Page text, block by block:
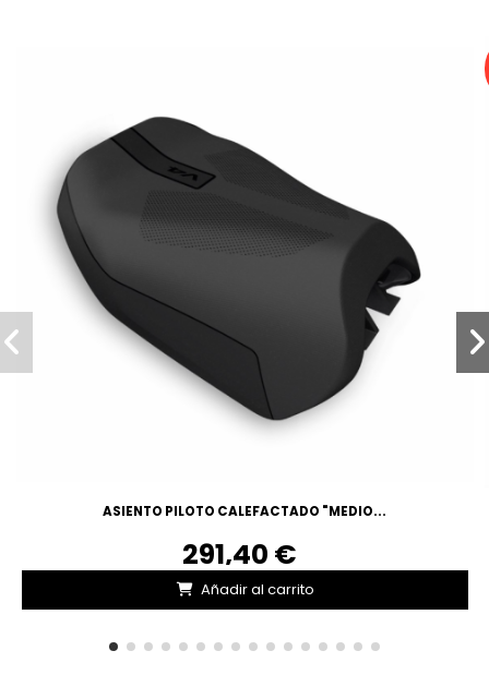
ASIENTO PILOTO CALEFACTADO "MEDIO...
291,40 €
Añadir al carrito